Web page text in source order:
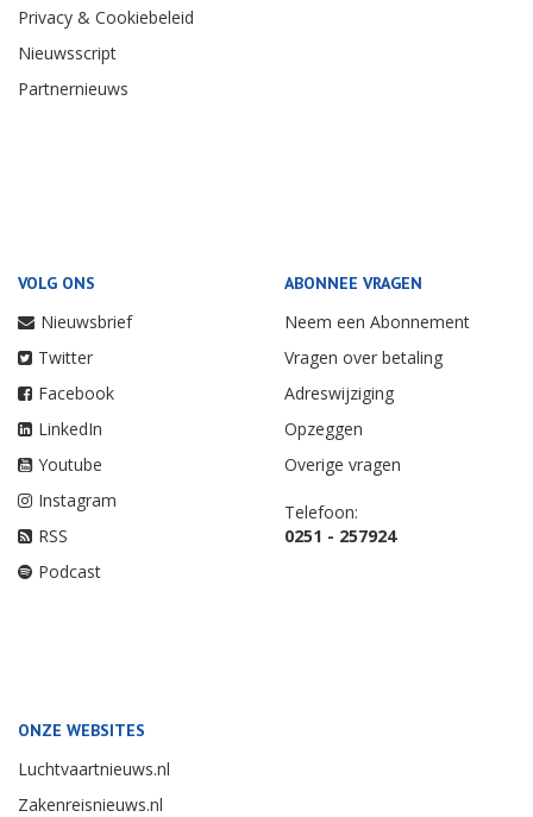
Privacy & Cookiebeleid
Nieuwsscript
Partnernieuws
VOLG ONS
Nieuwsbrief
Twitter
Facebook
LinkedIn
Youtube
Instagram
RSS
Podcast
ABONNEE VRAGEN
Neem een Abonnement
Vragen over betaling
Adreswijziging
Opzeggen
Overige vragen
Telefoon:
0251 - 257924
ONZE WEBSITES
Luchtvaartnieuws.nl
Zakenreisnieuws.nl